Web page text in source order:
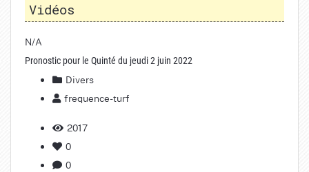
Vidéos
N/A
Pronostic pour le Quinté du jeudi 2 juin 2022
Divers
frequence-turf
2017
0
0